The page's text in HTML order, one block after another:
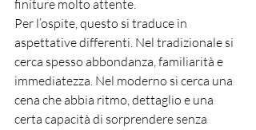
finiture molto attente.
Per l’ospite, questo si traduce in
aspettative differenti. Nel tradizionale si
cerca spesso abbondanza, familiarità e
immediatezza. Nel moderno si cerca una
cena che abbia ritmo, dettaglio e una
certa capacità di sorprendere senza